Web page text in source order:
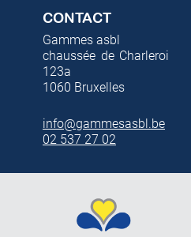
CONTACT
Gammes asbl
chaussée de Charleroi
123a
1060 Bruxelles
info@gammesasbl.be
02 537 27 02